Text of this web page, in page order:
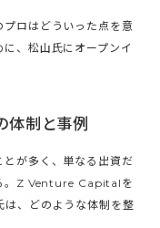
プロはどういった点を意
、松山氏にオープンイ
体制と事例
が多く、単なる出資だ
。Z Venture Capitalを
、どのような体制を整